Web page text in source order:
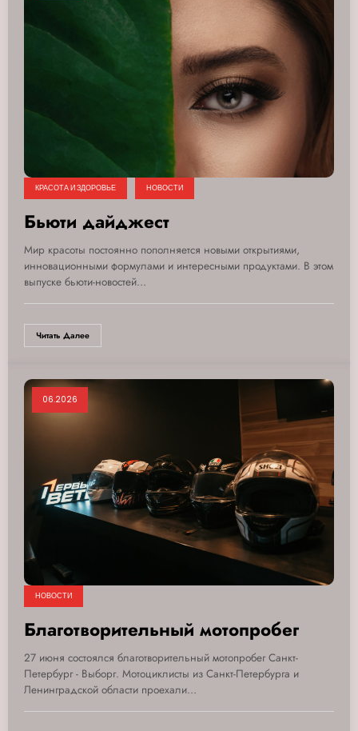
КРАСОТА И ЗДОРОВЬЕ НОВОСТИ
Бьюти дайджест
Мир красоты постоянно пополняется новыми открытиями,
инновационными формулами и интересными продуктами. В этом
выпуске бьюти-новостей…
Читать Далее
06.2026
НОВОСТИ
Благотворительный мотопробег
27 июня состоялся благотворительный мотопробег Санкт-
Петербург - Выборг. Мотоциклисты из Санкт-Петербурга и
Ленинградской области проехали…